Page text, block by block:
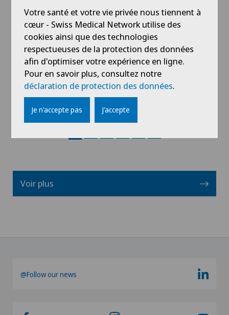
Dr méd. Alexandra Ambrosetti
Spécialisation
Gynécologie,
Obstétrique
Voir profil
Voir plus
@Follow our news
Votre santé et votre vie privée nous tiennent à
cœur - Swiss Medical Network utilise des
cookies ainsi que des technologies
respectueuses de la protection des données
afin d'optimiser votre expérience en ligne.
Pour en savoir plus, consultez notre
déclaration de protection des données.
Je n'accepte pas J'accepte